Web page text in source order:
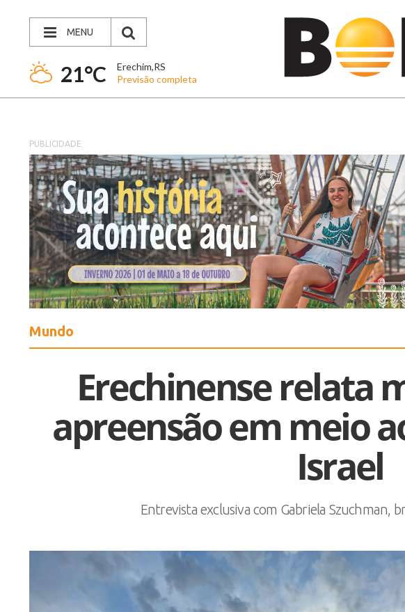
MENU
21°C
Erechim,RS
Previsão completa
PUBLICIDADE
Mundo
Erechinense relata
apreensão em meio
Israel
Entrevista exclusiva com Gabriela Szuchman,